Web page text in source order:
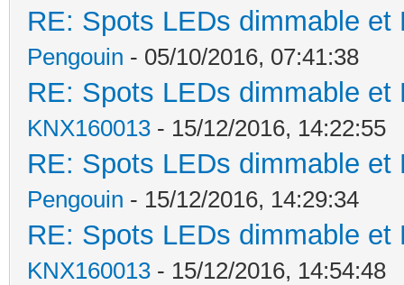
RE: Spots LEDs dimmable
Pengouin - 05/10/2016, 07:41:38
RE: Spots LEDs dimmable
KNX160013 - 15/12/2016, 14:22:55
RE: Spots LEDs dimmable
Pengouin - 15/12/2016, 14:29:34
RE: Spots LEDs dimmable
KNX160013 - 15/12/2016, 14:54:48